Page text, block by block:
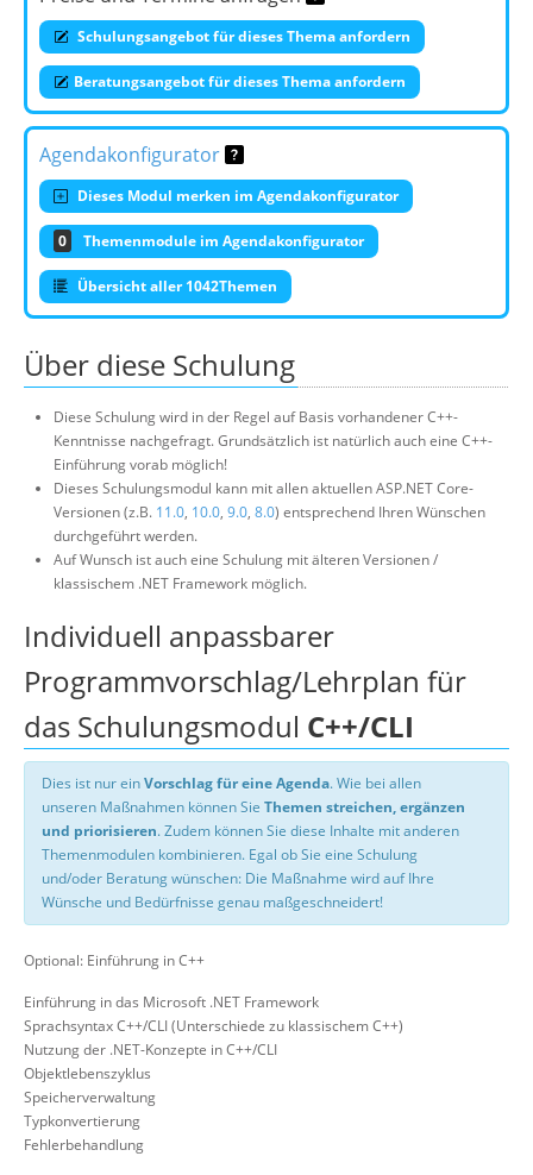
Schulungsangebot für dieses Thema anfordern
Beratungsangebot für dieses Thema anfordern
Agendakonfigurator
Dieses Modul merken im Agendakonfigurator
0 Themenmodule im Agendakonfigurator
Übersicht aller 1042Themen
Über diese Schulung
Diese Schulung wird in der Regel auf Basis vorhandener C++-
Kenntnisse nachgefragt. Grundsätzlich ist natürlich auch eine C++-
Einführung vorab möglich!
Dieses Schulungsmodul kann mit allen aktuellen ASP.NET Core-
Versionen (z.B. 11.0, 10.0, 9.0, 8.0) entsprechend Ihren Wünschen
durchgeführt werden.
Auf Wunsch ist auch eine Schulung mit älteren Versionen /
klassischem .NET Framework möglich.
Individuell anpassbarer
Programmvorschlag/Lehrplan für
das Schulungsmodul C++/CLI
Dies ist nur einVorschlag für eine Agenda. Wie bei allen
unseren Maßnahmen können Sie Themen streichen, ergänzen
und priorisieren. Zudem können Sie diese Inhalte mit anderen
Themenmodulen kombinieren. Egal ob Sie eine Schulung
und/oder Beratung wünschen: Die Maßnahme wird auf Ihre
Wünsche und Bedürfnisse genau maßgeschneidert!
Optional: Einführung in C++
Einführung in das Microsoft .NET Framework
Sprachsyntax C++/CLI (Unterschiede zu klassischem C++)
Nutzung der .NET-Konzepte in C++/CLI
Objektlebenszyklus
Speicherverwaltung
Typkonvertierung
Fehlerbehandlung